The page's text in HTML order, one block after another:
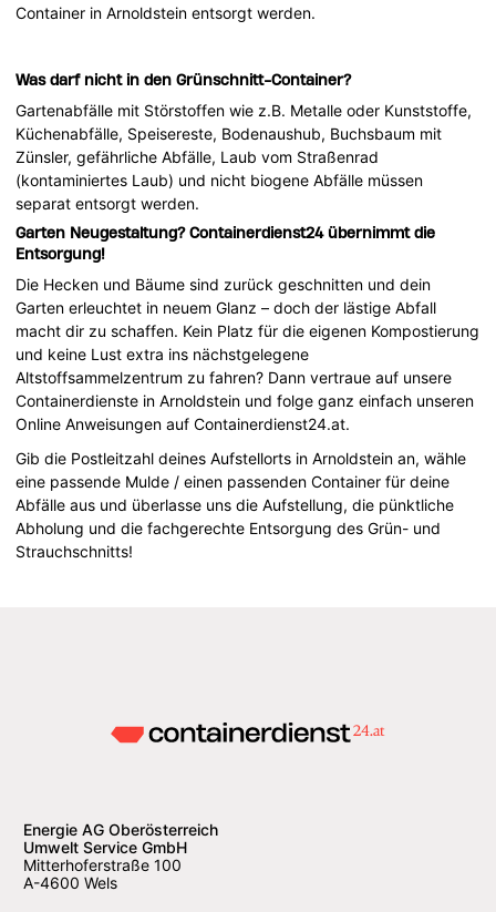
Container in Arnoldstein entsorgt werden.
Was darf nicht in den Grünschnitt-Container?
Gartenabfälle mit Störstoffen wie z.B. Metalle oder Kunststoffe,
Küchenabfälle, Speisereste, Bodenaushub, Buchsbaum mit
Zünsler, gefährliche Abfälle, Laub vom Straßenrad
(kontaminiertes Laub) und nicht biogene Abfälle müssen
separat entsorgt werden.
Garten Neugestaltung? Containerdienst24 übernimmt die
Entsorgung!
Die Hecken und Bäume sind zurück geschnitten und dein
Garten erleuchtet in neuem Glanz – doch der lästige Abfall
macht dir zu schaffen. Kein Platz für die eigenen Kompostierung
und keine Lust extra ins nächstgelegene
Altstoffsammelzentrum zu fahren? Dann vertraue auf unsere
Containerdienste in Arnoldstein und folge ganz einfach unseren
Online Anweisungen auf Containerdienst24.at.
Gib die Postleitzahl deines Aufstellorts in Arnoldstein an, wähle
eine passende Mulde / einen passenden Container für deine
Abfälle aus und überlasse uns die Aufstellung, die pünktliche
Abholung und die fachgerechte Entsorgung des Grün- und
Strauchschnitts!
Energie AG Oberösterreich
Umwelt Service GmbH
Mitterhoferstraße 100
A-4600 Wels